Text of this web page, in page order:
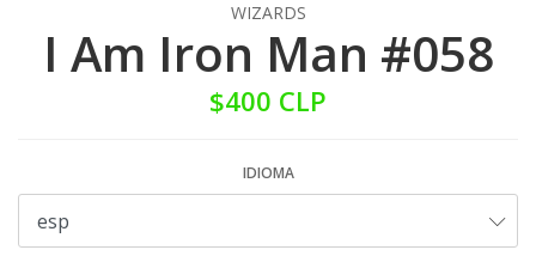
WIZARDS
I Am Iron Man #058
$400 CLP
IDIOMA